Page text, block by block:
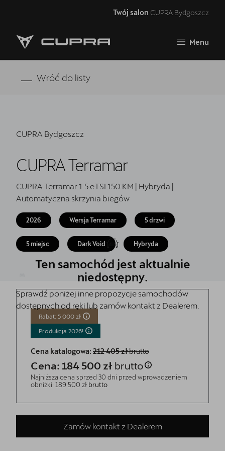
Twój salon CUPRA Bydgoszcz
Menu
Strona główna
Samochody dostępne od ręki
Jazda próbna CUPRĄ
CUPRA For Business
Akcesoria CUPRA
Finansowanie
5 lat gwarancji
Oryginalne części zamienne
Wróć do listy
CUPRA Bydgoszcz
CUPRA Terramar
CUPRA Terramar 1.5 eTSI 150 KM | Hybryda |
Automatyczna skrzynia biegów
2026 Wersja Terramar 5 drzwi
5 miejsc Dark Void Hybryda
Ten samochód jest aktualnie
niedostępny.
Sprawdź poniżej inne propozycje samochodów
dostępnych od ręki lub zamów kontakt z Dealerem.
Rabat: 5 000 zł
Produkcja 2026!
Cena katalogowa: 212 405 złbrutto
Cena: 184 500 zł brutto
Najniższa cena sprzed 30 dni przed wprowadzeniem
obniżki: 189 500 zł brutto
Zamów kontakt z Dealerem